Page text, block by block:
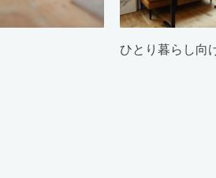
ひとり暮らし向